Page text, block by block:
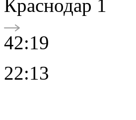
Краснодар 1
42:19
22:13